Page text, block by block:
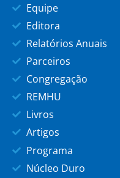
Equipe
Editora
Relatórios Anuais
Parceiros
Congregação
REMHU
Livros
Artigos
Programa
Núcleo Duro